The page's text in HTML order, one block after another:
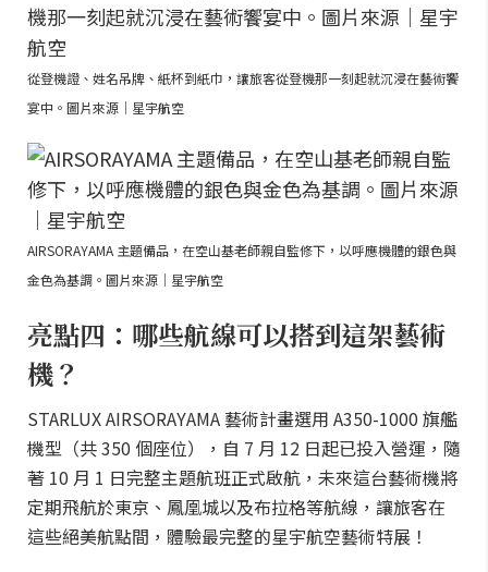
從登機證、姓名吊牌、紙杯到紙巾，讓旅客從登機那一刻起就沉浸在藝術饗
宴中。圖片來源｜星宇航空
AIRSORAYAMA 主題備品，在空山基老師親自監修下，以呼應機體的銀色與
金色為基調。圖片來源｜星宇航空
亮點四：哪些航線可以搭到這架藝術
機？
STARLUX AIRSORAYAMA 藝術計畫選用 A350-1000 旗艦
機型（共 350 個座位），自 7 月 12 日起已投入營運，隨
著 10 月 1 日完整主題航班正式啟航，未來這台藝術機將
定期飛航於東京、鳳凰城以及布拉格等航線，讓旅客在
這些絕美航點間，體驗最完整的星宇航空藝術特展！